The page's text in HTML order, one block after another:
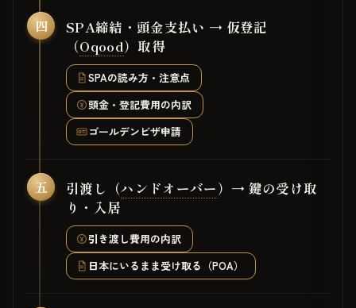
四
SPA締結・頭金支払い → 仮登記
（Oqood）取得
SPAの読み方・注意点
頭金・登記費用の内訳
ゴールデンビザ申請
五 引渡し（ハンドオーバー）→ 鍵の受け取
り・入居
引き渡し費用の内訳
日本にいるまま受け取る（POA）